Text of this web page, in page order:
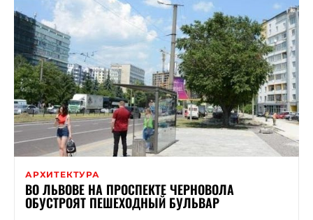
АРХИТЕКТУРА
ВО ЛЬВОВЕ НА ПРОСПЕКТЕ ЧЕРНОВОЛА
ОБУСТРОЯТ ПЕШЕХОДНЫЙ БУЛЬВАР